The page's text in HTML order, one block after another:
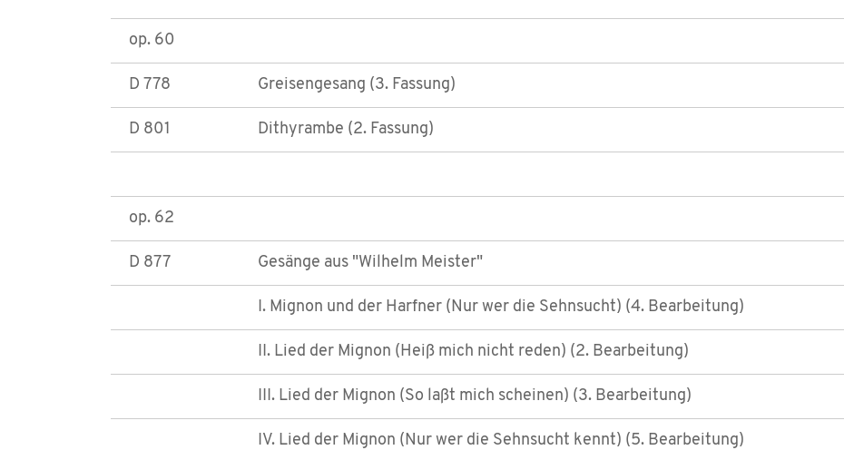
op. 60
D 778 Greisengesang (3. Fassung)
D 801 Dithyrambe (2. Fassung)
op. 62
D 877 Gesänge aus "Wilhelm Meister"
I. Mignon und der Harfner (Nur wer die Sehnsucht) (4. Bearbeitung)
II. Lied der Mignon (Heiß mich nicht reden) (2. Bearbeitung)
III. Lied der Mignon (So laßt mich scheinen) (3. Bearbeitung)
IV. Lied der Mignon (Nur wer die Sehnsucht kennt) (5. Bearbeitung)